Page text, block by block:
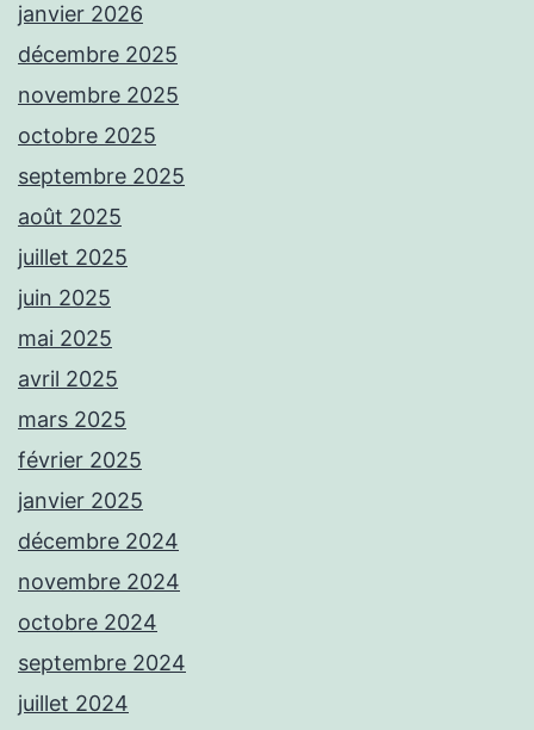
janvier 2026
décembre 2025
novembre 2025
octobre 2025
septembre 2025
août 2025
juillet 2025
juin 2025
mai 2025
avril 2025
mars 2025
février 2025
janvier 2025
décembre 2024
novembre 2024
octobre 2024
septembre 2024
juillet 2024